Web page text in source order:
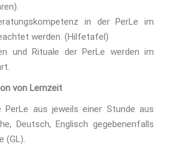
in der PerLe im
werden. (Hilfetafel)
und Rituale der PerLe werden im
von Lernzeit
PerLe aus jeweils einer Stunde aus
Deutsch, Englisch gegebenenfalls
(GL).